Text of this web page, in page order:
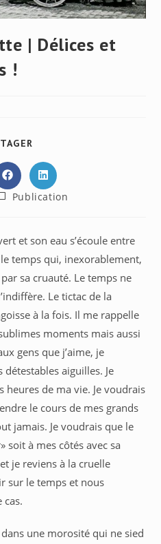
| Délices et
!
CONTENU
Ouvrir
dans
une
Ouvrir
dans
une
Publication
et son eau s’écoule entre
temps qui, inexorablement,
sa cruauté. Le temps ne
Le tictac de la
à la fois. Il me rappelle
moments mais aussi
gens que j’aime, je
aiguilles. Je
heures de ma vie. Je voudrais
le cours de mes grands
jamais. Je voudrais que le
soit à mes côtés avec sa
je reviens à la cruelle
sur le temps et nous
cas.
une morosité qui ne sied